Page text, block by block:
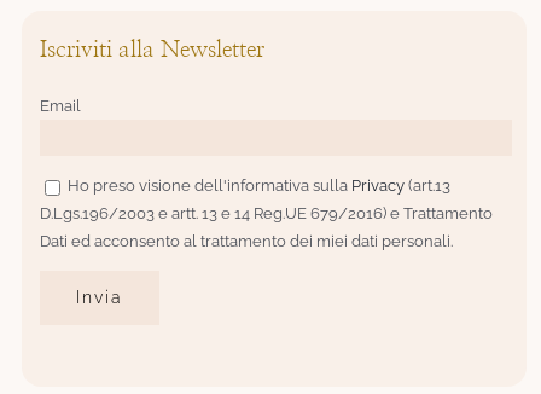
Iscriviti alla Newsletter
Email
Ho preso visione dell'informativa sulla Privacy (art.13
D.Lgs.196/2003 e artt. 13 e 14 Reg.UE 679/2016) e Trattamento
Dati ed acconsento al trattamento dei miei dati personali.